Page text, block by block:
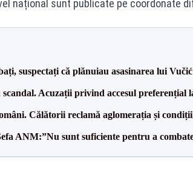
național sunt publicate pe
suspectați că plănuiau asasinarea lui Vučić
Acuzații privind accesul preferențial
Călătorii reclamă aglomerația și
ANM:”Nu sunt suficiente pentru a